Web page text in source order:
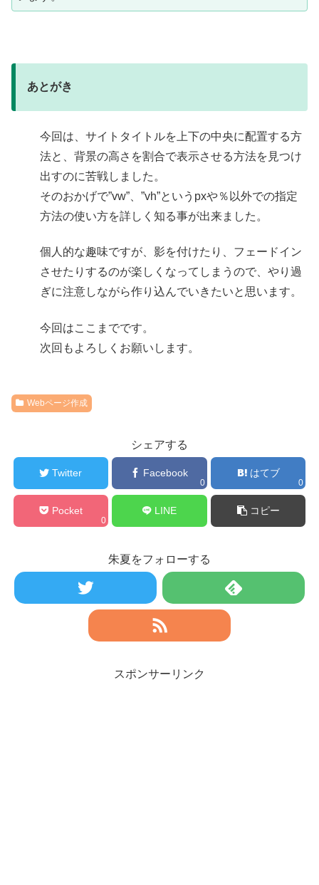
あとがき
今回は、サイトタイトルを上下の中央に配置する方
法と、背景の高さを割合で表示させる方法を見つけ
出すのに苦戦しました。
そのおかげで”vw”、”vh”というpxや％以外での指定
方法の使い方を詳しく知る事が出来ました。
個人的な趣味ですが、影を付けたり、フェードイン
させたりするのが楽しくなってしまうので、やり過
ぎに注意しながら作り込んでいきたいと思います。
今回はここまでです。
次回もよろしくお願いします。
Webページ作成
シェアする
Twitter Facebook
0
はてブ
0
Pocket
0
LINE コピー
朱夏をフォローする
スポンサーリンク